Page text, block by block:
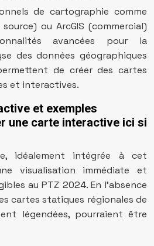
de cartographie comme
ou ArcGIS (commercial)
avancées pour la
des données géographiques
de créer des cartes
et interactives.
et exemples
une carte interactive ici si
idéalement intégrée à cet
visualisation immédiate et
au PTZ 2024. En l’absence
cartes statiques régionales de
légendées, pourraient être